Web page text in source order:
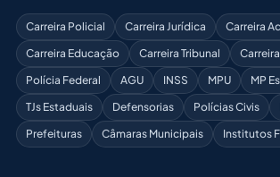
Carreira Policial Carreira Jurídica
Carreira
Carreira Educação
Carreira Tribunal
Polícia Federal
AGU INSS MPU
MP
TJs Estaduais
Defensorias Polícias Civis
Prefeituras
Câmaras Municipais Institutos